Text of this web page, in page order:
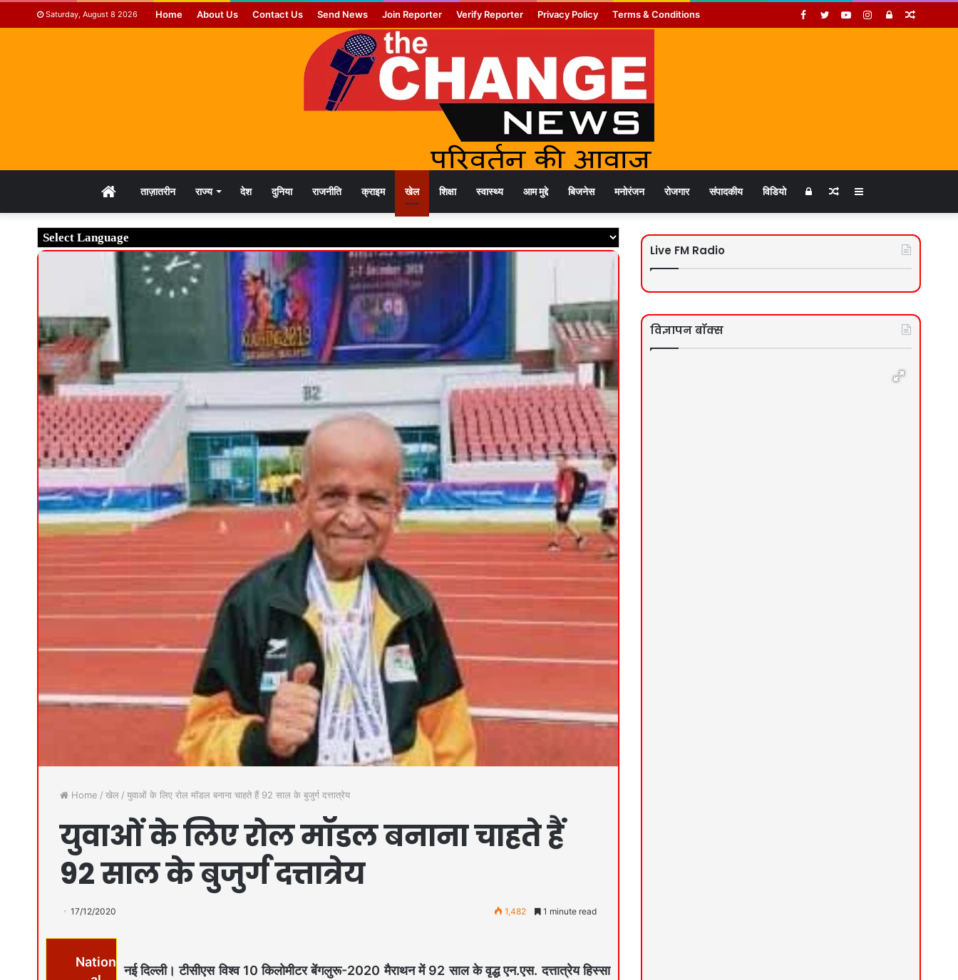
Saturday, August 8 2026 Home About Us Contact Us Send News Join Reporter Verify Reporter Privacy Policy Terms & Conditions Random
Log
Instagram
YouTube
Twitter
Facebook
HOMEताज़ातरीन राज्य देश दुनिया राजनीति क्राइम खेल शिक्षा स्वास्थ्य आम मुद्दे बिजनेस मनोरंजन रोजगार संपादकीय विडियो Sidebar
Random
Article
Log
In
Home / खेल / युवाओं के लिए रोल मॉडल बनाना चाहते हैं 92 साल के बुजुर्ग दत्तात्रेय
युवाओं के लिए रोल मॉडल बनाना चाहते हैं
92 साल के बुजुर्ग दत्तात्रेय
17/12/2020 1,482 1 minute read
Nation
नई दिल्ली। टीसीएस विश्व 10 किलोमीटर बेंगलुरू-2020 मैराथन में 92 साल के वृद्ध एन.एस. दत्तात्रेय हिस्सा
Live FM Radio
विज्ञापन बॉक्स